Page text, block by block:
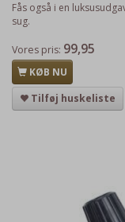
Fås også i en
sug.
Vores pris: 99,95
KØB NU
Tilføj huskeliste